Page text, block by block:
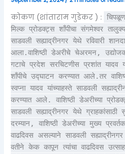
कोकण (शांताराम गुडेकर ) :
मिल्क प्रोडक्ट्स शाँपीचा संगमेश्वर
साडवली सह्याद्रीनगर येथे रविवारी
आला.वाशिष्ठी डेअरीचे चेअरमन,
गटाचे प्रदेश सरचिटणीस प्रशांत यादव
शाँपीचे उद्घाटन करण्यात आले.तर
स्वप्ना यादव यांच्याहस्ते साडवली
करण्यात आले. वाशिष्ठी डेअरीच्या
साडवली सह्याद्रीनगर येथे
दरम्यान, वाशिष्ठी डेअरीच्या मुख्य
वाढदिवस असल्याने साडवली
वतीने केक कापून त्यांचा वाढदिवस